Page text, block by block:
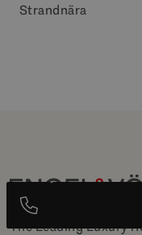
Strandnära
The Leading Luxury